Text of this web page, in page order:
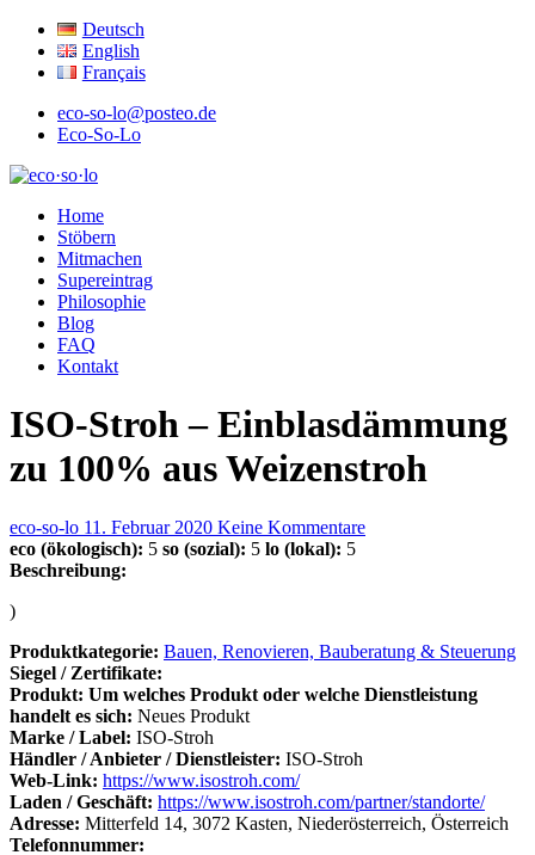
Deutsch
English
Français
eco-so-lo@posteo.de
Eco-So-Lo
eco·so·lo
Home
Stöbern
Mitmachen
Supereintrag
Philosophie
Blog
FAQ
Kontakt
ISO-Stroh – Einblasdämmung
zu 100% aus Weizenstroh
eco-so-lo 11. Februar 2020 Keine Kommentare
eco (ökologisch): 5 so (sozial): 5 lo (lokal): 5
Beschreibung:
)
Produktkategorie: Bauen, Renovieren, Bauberatung & Steuerung
Siegel / Zertifikate:
Produkt: Um welches Produkt oder welche Dienstleistung
handelt es sich: Neues Produkt
Marke / Label: ISO-Stroh
Händler / Anbieter / Dienstleister: ISO-Stroh
Web-Link: https://www.isostroh.com/
Laden / Geschäft: https://www.isostroh.com/partner/standorte/
Adresse: Mitterfeld 14, 3072 Kasten, Niederösterreich, Österreich
Telefonnummer: